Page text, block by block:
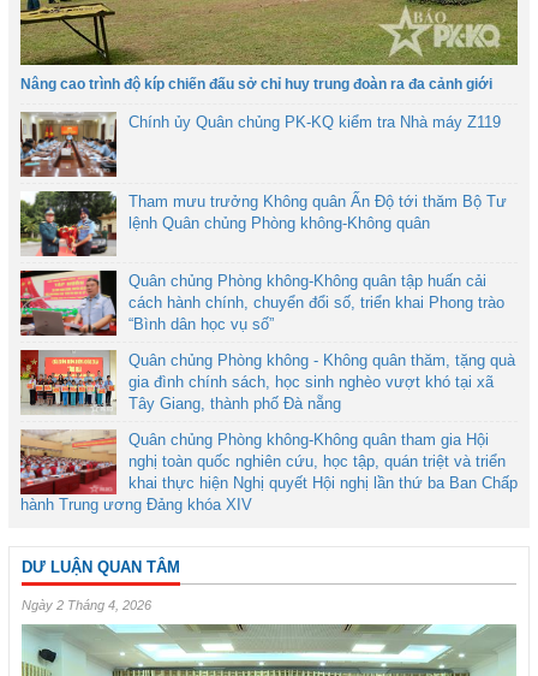
Nâng cao trình độ kíp chiến đấu sở chỉ huy trung đoàn ra đa cảnh giới
Chính ủy Quân chủng PK-KQ kiểm tra Nhà máy Z119
Tham mưu trưởng Không quân Ấn Độ tới thăm Bộ Tư
lệnh Quân chủng Phòng không-Không quân
Quân chủng Phòng không-Không quân tập huấn cải
cách hành chính, chuyển đổi số, triển khai Phong trào
“Bình dân học vụ số”
Quân chủng Phòng không - Không quân thăm, tặng quà
gia đình chính sách, học sinh nghèo vượt khó tại xã
Tây Giang, thành phố Đà nẵng
Quân chủng Phòng không-Không quân tham gia Hội
nghị toàn quốc nghiên cứu, học tập, quán triệt và triển
khai thực hiện Nghị quyết Hội nghị lần thứ ba Ban Chấp
hành Trung ương Đảng khóa XIV
DƯ LUẬN QUAN TÂM
Ngày 2 Tháng 4, 2026